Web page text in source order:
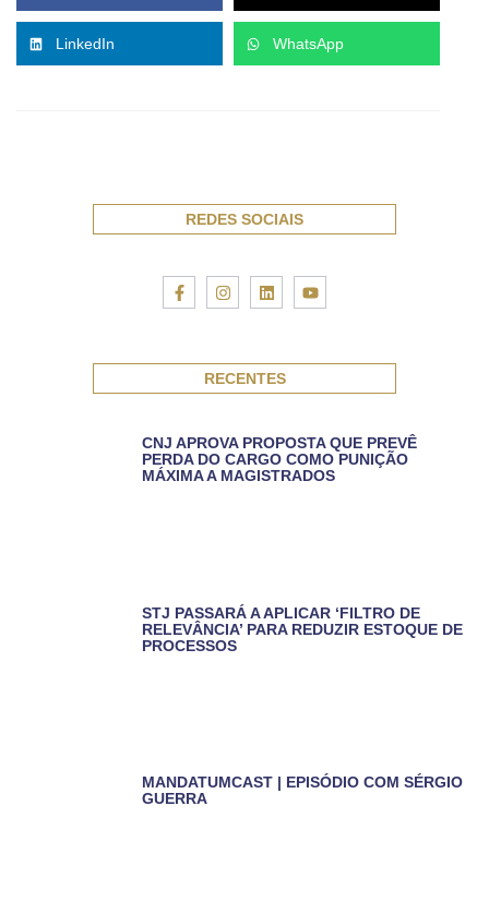
LinkedIn WhatsApp
REDES SOCIAIS
RECENTES
CNJ APROVA PROPOSTA QUE PREVÊ
PERDA DO CARGO COMO PUNIÇÃO
MÁXIMA A MAGISTRADOS
STJ PASSARÁ A APLICAR ‘FILTRO DE
RELEVÂNCIA’ PARA REDUZIR ESTOQUE DE
PROCESSOS
MANDATUMCAST | EPISÓDIO COM SÉRGIO
GUERRA